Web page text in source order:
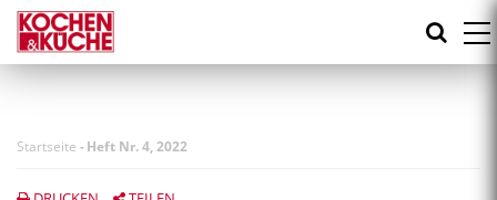
Direkt
zum
Inhalt
Startseite -Heft Nr. 4, 2022